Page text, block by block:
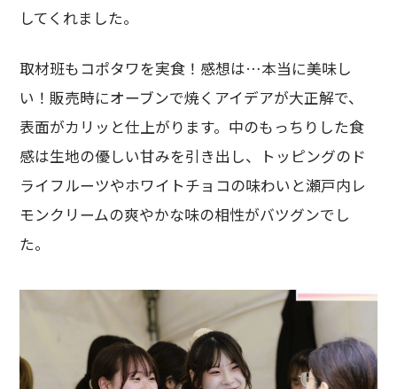
してくれました。
取材班もコポタワを実食！感想は…本当に美味し
い！販売時にオーブンで焼くアイデアが大正解で、
表面がカリッと仕上がります。中のもっちりした食
感は生地の優しい甘みを引き出し、トッピングのド
ライフルーツやホワイトチョコの味わいと瀬戸内レ
モンクリームの爽やかな味の相性がバツグンでし
た。